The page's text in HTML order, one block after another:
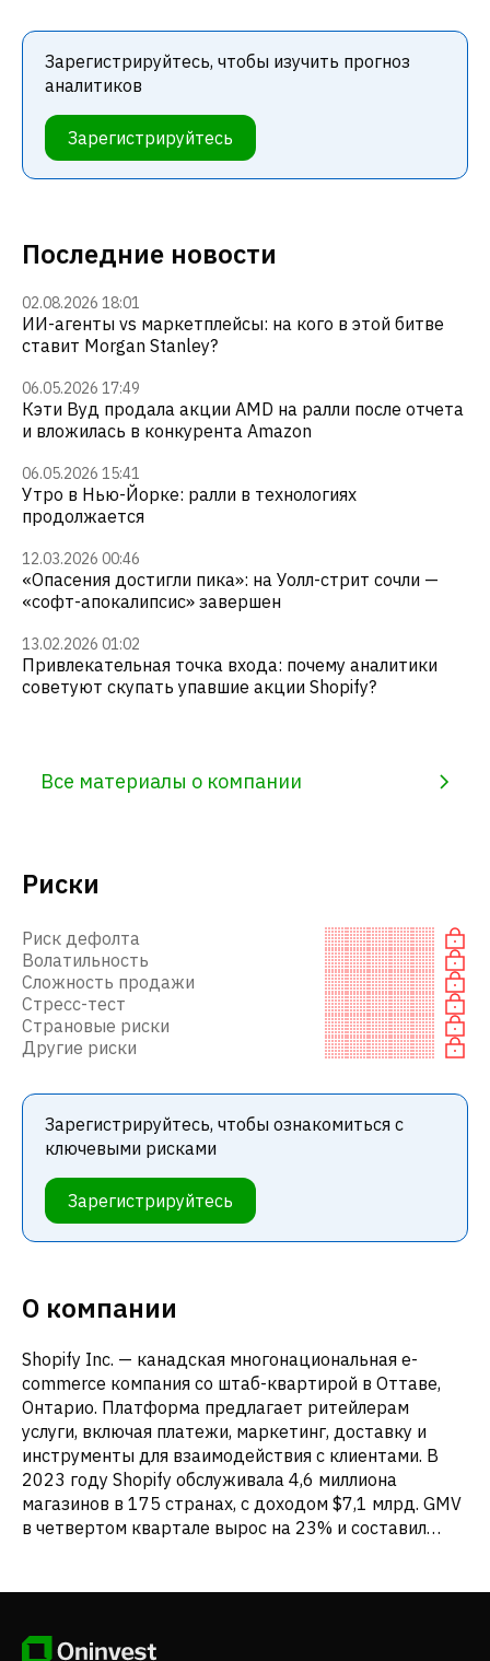
Последние новости
02.08.2026 18:01
ИИ-агенты vs маркетплейсы: на кого в этой битве
ставит Morgan Stanley?
06.05.2026 17:49
Кэти Вуд продала акции AMD на ралли после отчета
и вложилась в конкурента Amazon
06.05.2026 15:41
Утро в Нью-Йорке: ралли в технологиях
продолжается
12.03.2026 00:46
«Опасения достигли пика»: на Уолл-стрит сочли —
«софт-апокалипсис» завершен
13.02.2026 01:02
Привлекательная точка входа: почему аналитики
советуют скупать упавшие акции Shopify?
Все материалы о компании
Риски
Риск дефолта
Волатильность
Сложность продажи
Стресс-тест
Страновые риски
Другие риски
Зарегистрируйтесь, чтобы ознакомиться с
ключевыми рисками
Зарегистрируйтесь
О компании
Shopify Inc. — канадская многонациональная e-
commerce компания со штаб-квартирой в Оттаве,
Онтарио. Платформа предлагает ритейлерам
услуги, включая платежи, маркетинг, доставку и
инструменты для взаимодействия с клиентами. В
2023 году Shopify обслуживала 4,6 миллиона
магазинов в 175 странах, с доходом $7,1 млрд. GMV
в четвертом квартале вырос на 23% и составил
канадских компаний. Интересные факты: - Shopify
Ближнем Востоке, Африке, Азиатско-Тихоокеанском
Зарегистрируйтесь, чтобы изучить прогноз
аналитиков
Зарегистрируйтесь